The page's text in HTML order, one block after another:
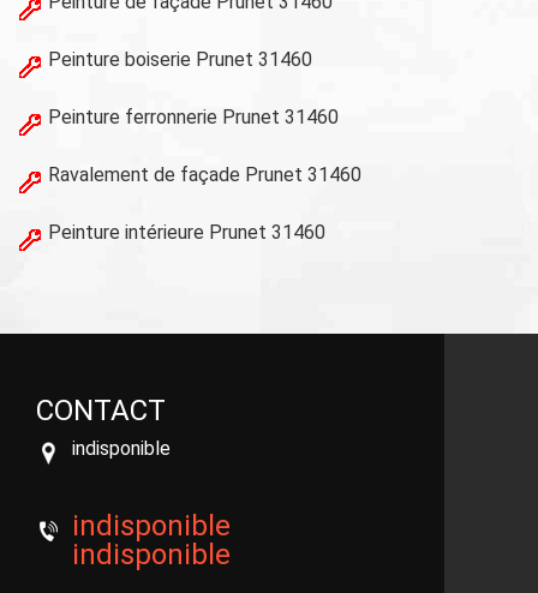
Peinture boiserie Prunet 31460
Peinture ferronnerie Prunet 31460
Ravalement de façade Prunet 31460
Peinture intérieure Prunet 31460
CONTACT
indisponible
indisponible
indisponible